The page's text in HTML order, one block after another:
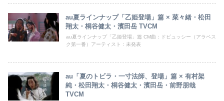
au夏ラインナップ「乙姫登場」篇 × 菜々緒・松田
翔太・桐谷健太・濱田岳 TVCM
au夏ラインナップ「乙姫登場」篇 CM曲：ドビュッシー（アラベス
ク第一番）アーティスト：未発表
au「夏のトビラ・一寸法師、登場」篇 × 有村架
純・松田翔太・桐谷健太・濱田岳・前野朋哉
TVCM